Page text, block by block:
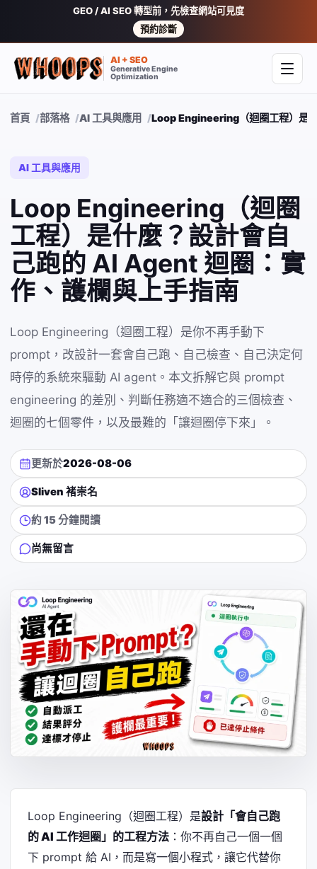
GEO / AI SEO 轉型前，先檢查網站可見度
預約診斷
AI + SEO
Generative Engine
Optimization
開啟
首頁 部落格 AI 工具與應用 Loop Engineering（迴圈工程）是
AI 工具與應用
Loop Engineering（迴圈
工程）是什麼？設計會自
己跑的 AI Agent 迴圈：實
作、護欄與上手指南
Loop Engineering（迴圈工程）是你不再手動下
prompt，改設計一套會自己跑、自己檢查、自己決定何
時停的系統來驅動 AI agent。本文拆解它與 prompt
engineering 的差別、判斷任務適不適合的三個檢查、
迴圈的七個零件，以及最難的「讓迴圈停下來」。
更新於2026-08-06
Sliven 褚崇名
約 15 分鐘閱讀
尚無留言
Loop Engineering（迴圈工程）是設計「會自己跑
的 AI 工作迴圈」的工程方法 ：你不再自己一個一個
下 prompt 給 AI，而是寫一個小程式，讓它代替你